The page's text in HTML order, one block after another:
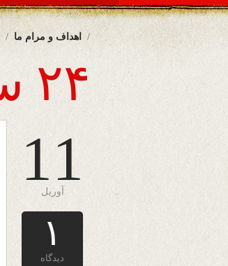
اهداف و مرام ما
۲۴ ساعت
11
آوریل
۱
دیدگاه